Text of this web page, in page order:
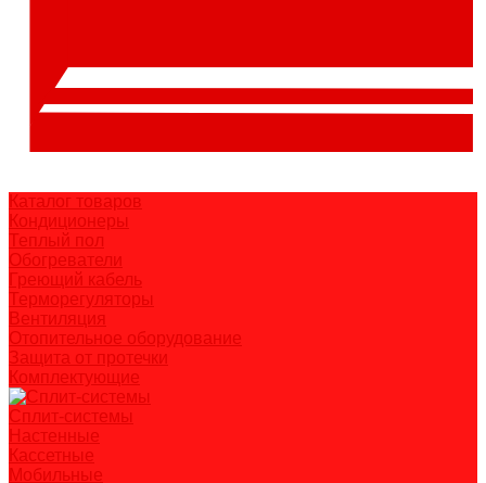
Каталог товаров
Кондиционеры
Теплый пол
Обогреватели
Греющий кабель
Терморегуляторы
Вентиляция
Отопительное оборудование
Защита от протечки
Комплектующие
Сплит-системы
Настенные
Кассетные
Мобильные